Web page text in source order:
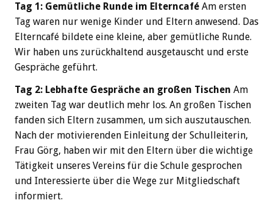
Tag 1: Gemütliche Runde im Elterncafé Am ersten
Tag waren nur wenige Kinder und Eltern anwesend. Das
Elterncafé bildete eine kleine, aber gemütliche Runde.
Wir haben uns zurückhaltend ausgetauscht und erste
Gespräche geführt.
Tag 2: Lebhafte Gespräche an großen Tischen Am
zweiten Tag war deutlich mehr los. An großen Tischen
fanden sich Eltern zusammen, um sich auszutauschen.
Nach der motivierenden Einleitung der Schulleiterin,
Frau Görg, haben wir mit den Eltern über die wichtige
Tätigkeit unseres Vereins für die Schule gesprochen
und Interessierte über die Wege zur Mitgliedschaft
informiert.